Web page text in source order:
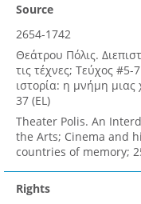
Source
2654-1742
Θεάτρου Πόλις.
τις τέχνες; Τεύχος
ιστορία: η μνήμη
37 (EL)
Theater Polis. An
the Arts; Cinema and
countries of memory;
Rights